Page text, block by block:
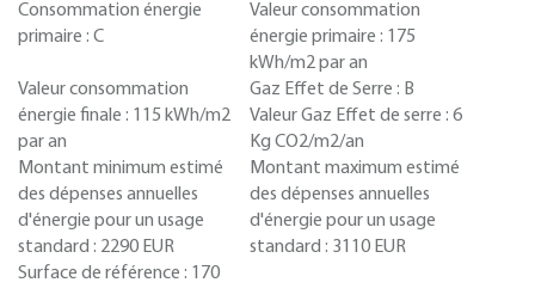
Consommation énergie
primaire : C
Valeur consommation
énergie primaire : 175
kWh/m2 par an
Valeur consommation
énergie finale : 115 kWh/m2
par an
Gaz Effet de Serre : B
Valeur Gaz Effet de serre : 6
Kg CO2/m2/an
Montant minimum estimé
des dépenses annuelles
d'énergie pour un usage
standard : 2290 EUR
Montant maximum estimé
des dépenses annuelles
d'énergie pour un usage
standard : 3110 EUR
Surface de référence : 170